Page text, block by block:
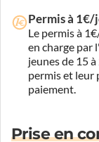
Permis à
Le permis à
en charge par
jeunes de 15
permis et leur
paiement.
Prise en